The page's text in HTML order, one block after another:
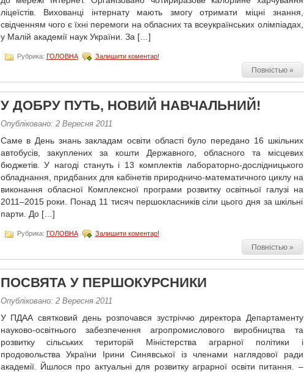
ліцеїстів. Вихованці інтернату мають змогу отримати міцні знання,
свідченням чого є їхні перемоги на обласних та всеукраїнських олімпіадах,
у Малій академії наук України. За […]
Рубрика: ГОЛОВНА Залишити коментар!
Повністью »
У ДОБРУ ПУТЬ, НОВИЙ НАВЧАЛЬНИЙ!
Опубліковано: 2 Вересня 2011
Саме в День знань закладам освіти області було передано 16 шкільних
автобусів, закуплених за кошти Державного, обласного та місцевих
бюджетів. У нагоді стануть і 13 комплектів лабораторно-дослідницького
обладнання, придбаних для кабінетів природничо-математичного циклу на
виконання обласної Комплексної програми розвитку освітньої галузі на
2011–2015 роки. Понад 11 тисяч першокласників сіли цього дня за шкільні
парти. До […]
Рубрика: ГОЛОВНА Залишити коментар!
Повністью »
ПОСВЯТА У ПЕРШОКУРСНИКИ
Опубліковано: 2 Вересня 2011
У ПДАА святковий день розпочався зустріччю директора Департаменту
науково-освітнього забезпечення агропромислового виробництва та
розвитку сільських територій Міністерства аграрної політики і
продовольства України Ірини Синявської із членами наглядової ради
академії. Йшлося про актуальні для розвитку аграрної освіти питання. –